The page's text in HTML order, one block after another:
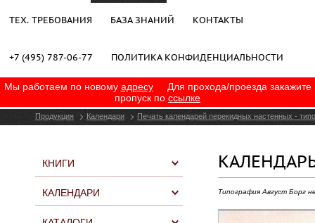
ТЕХ. ТРЕБОВАНИЯ БАЗА ЗНАНИЙ КОНТАКТЫ
+7 (495) 787-06-77 ПОЛИТИКА КОНФИДЕНЦИАЛЬНОСТИ
Мы работаем по новому адресу
Для прохода/проезда закажите
пропуск по ссылке
Продукция Календари Печать календарей перекидных настенных -
КНИГИ
КАЛЕНДАРИ Типография Август Борг